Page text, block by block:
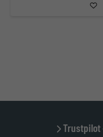
Trustpilot